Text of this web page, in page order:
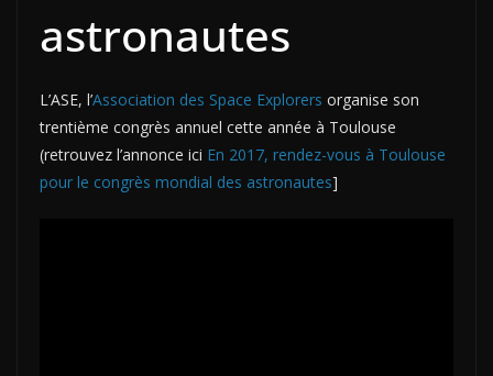
astronautes
L’ASE, l’Association des Space Explorers organise son
trentième congrès annuel cette année à Toulouse
(retrouvez l’annonce ici En 2017, rendez-vous à Toulouse
pour le congrès mondial des astronautes]